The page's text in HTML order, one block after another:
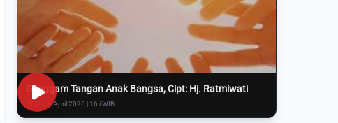
Genggam Tangan Anak Bangsa, Cipt: Hj. Ratmiwati
Rabu, 8 April 2026 | 16:i WIB